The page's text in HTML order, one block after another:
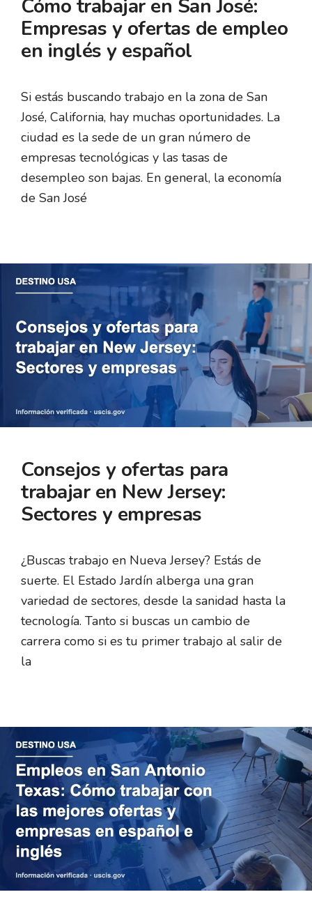
Cómo trabajar en San José:
Empresas y ofertas de empleo
en inglés y español
Si estás buscando trabajo en la zona de San
José, California, hay muchas oportunidades. La
ciudad es la sede de un gran número de
empresas tecnológicas y las tasas de
desempleo son bajas. En general, la economía
de San José
Consejos y ofertas para
trabajar en New Jersey:
Sectores y empresas
¿Buscas trabajo en Nueva Jersey? Estás de
suerte. El Estado Jardín alberga una gran
variedad de sectores, desde la sanidad hasta la
tecnología. Tanto si buscas un cambio de
carrera como si es tu primer trabajo al salir de
la